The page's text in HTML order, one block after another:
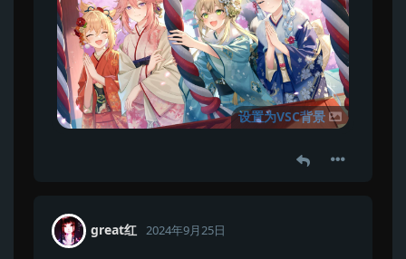
设置为VSC背景
great红 2024年9月25日